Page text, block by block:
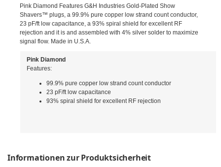
Pink Diamond Features G&H Industries Gold-Plated Show
Shavers™ plugs, a 99.9% pure copper low strand count conductor,
23 pF/ft low capacitance, a 93% spiral shield for excellent RF
rejection and it is and assembled with 4% silver solder to maximize
signal flow. Made in U.S.A.
Pink Diamond
Features:
99.9% pure copper low strand count conductor
23 pF/ft low capacitance
93% spiral shield for excellent RF rejection
Informationen zur Produktsicherheit